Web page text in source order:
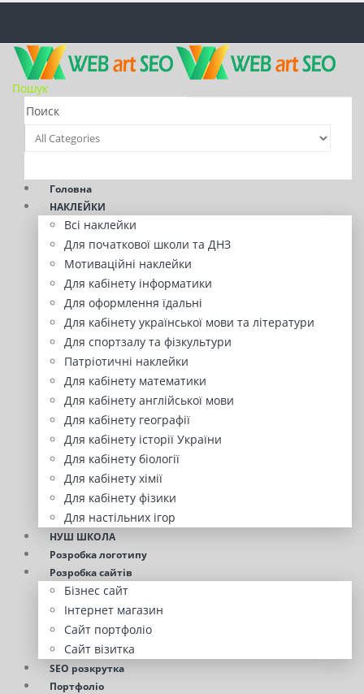
Пошук
Головна
НАКЛЕЙКИ
Всі наклейки
Для початкової школи та ДНЗ
Мотиваційні наклейки
Для кабінету інформатики
Для оформлення їдальні
Для кабінету української мови та літератури
Для спортзалу та фізкультури
Патріотичні наклейки
Для кабінету математики
Для кабінету англійської мови
Для кабінету географії
Для кабінету історії України
Для кабінету біології
Для кабінету хімії
Для кабінету фізики
Для настільних ігор
НУШ ШКОЛА
Розробка логотипу
Розробка сайтів
Бізнес сайт
Інтернет магазин
Сайт портфоліо
Сайт візитка
SEO розкрутка
Портфоліо